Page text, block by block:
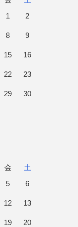
1
2
8 9
15 16
22 23
29 30
金
土
5 6
12 13
19 20